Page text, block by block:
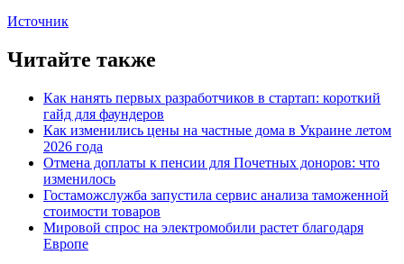
Источник
Читайте также
Как нанять первых разработчиков в стартап: короткий
гайд для фаундеров
Как изменились цены на частные дома в Украине летом
2026 года
Отмена доплаты к пенсии для Почетных доноров: что
изменилось
Гостаможслужба запустила сервис анализа таможенной
стоимости товаров
Мировой спрос на электромобили растет благодаря
Европе